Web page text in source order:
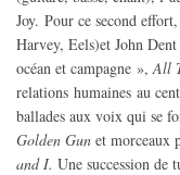
Joy. Pour ce second
Harvey, Eels)et John
océan et campagne », All
relations humaines au
ballades aux voix qui se
Golden Gun et morceaux
and I. Une succession de